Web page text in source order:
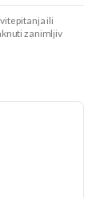
pitanja ili
zanimljiv